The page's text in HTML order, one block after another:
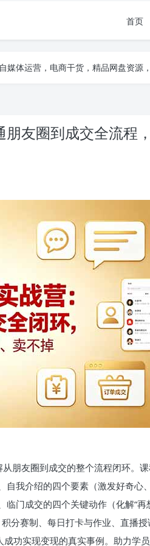
首页
体运营，电商干货，精品网盘资源
朋友圈到成交全流程
朋友圈到成交的整个流程闭环。
自我介绍的四个要素（激发好奇心
门成交的四个关键动作（化解“再
分赛制、每日打卡与作业、直播授
功实现变现的真实事例。助力学